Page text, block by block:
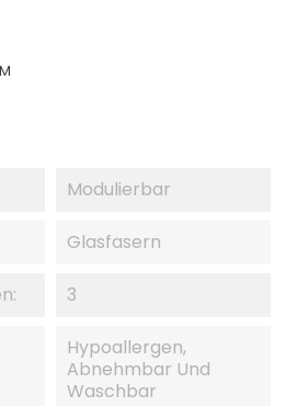
Modulierbar
Glasfasern
3
Hypoallergen,
Abnehmbar Und
Waschbar